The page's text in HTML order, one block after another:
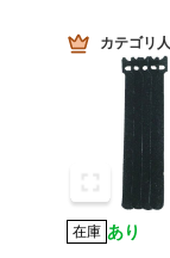
カテゴリ
在庫 あり